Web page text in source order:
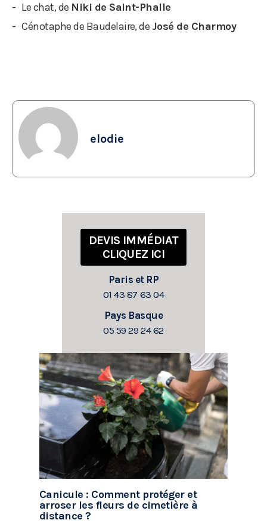
Le chat, de Niki de Saint-Phalle
Cénotaphe de Baudelaire, de José de Charmoy
elodie
DEVIS IMMÉDIAT
CLIQUEZ ICI
Paris et RP
01 43 87 63 04
Pays Basque
05 59 29 24 62
Canicule : Comment protéger et
arroser les fleurs de cimetière à
distance ?